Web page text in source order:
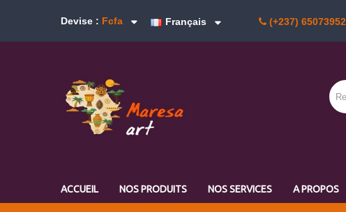
Devise : Fcfa (+237)
Français
ACCUEIL NOS PRODUITS NOS SERVICES A PROPOS